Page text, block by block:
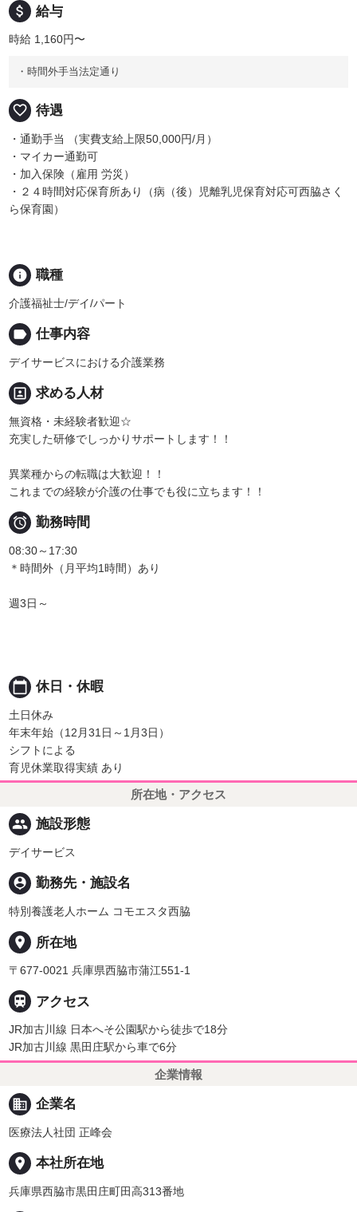
attach_money 給与
時給 1,160円〜
・時間外手当法定通り
favorite_border 待遇
・通勤手当 （実費支給上限50,000円/月）
・マイカー通勤可
・加入保険（雇用 労災）
・２４時間対応保育所あり（病（後）児離乳児保育対応可西脇さく
ら保育園）
info 職種
介護福祉士/デイ/パート
label 仕事内容
デイサービスにおける介護業務
portrait 求める人材
無資格・未経験者歓迎☆
充実した研修でしっかりサポートします！！
異業種からの転職は大歓迎！！
これまでの経験が介護の仕事でも役に立ちます！！
 勤務時間
08:30～17:30
＊時間外（月平均1時間）あり
週3日～
calendar_today 休日・休暇
土日休み
年末年始（12月31日～1月3日）
シフトによる
育児休業取得実績 あり
所在地・アクセス
people 施設形態
デイサービス
person_pin 勤務先・施設名
特別養護老人ホーム コモエスタ西脇
place 所在地
〒677-0021 兵庫県西脇市蒲江551-1
 アクセス
JR加古川線 日本へそ公園駅から徒歩で18分
JR加古川線 黒田庄駅から車で6分
企業情報
business 企業名
医療法人社団 正峰会
place 本社所在地
兵庫県西脇市黒田庄町田高313番地